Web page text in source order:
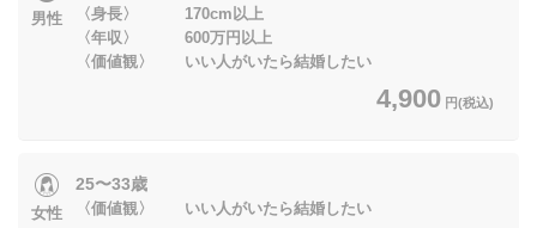
男性
〈身長〉 170cm以上
〈年収〉 600万円以上
〈価値観〉 いい人がいたら結婚したい
4,900 円(税込)
女性
25〜33歳
〈価値観〉 いい人がいたら結婚したい